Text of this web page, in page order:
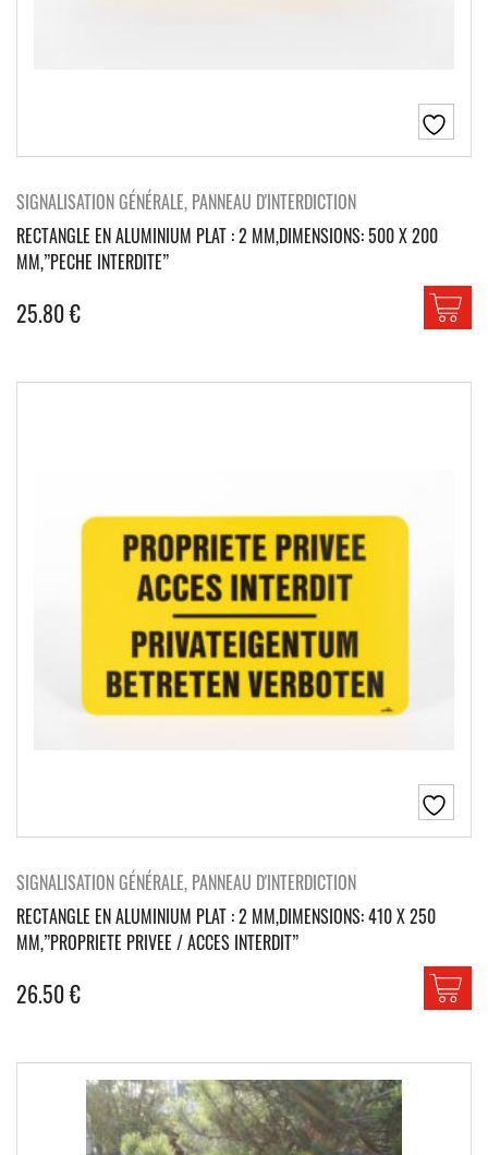
SIGNALISATION GÉNÉRALE, PANNEAU D'INTERDICTION
RECTANGLE EN ALUMINIUM PLAT : 2 MM,DIMENSIONS: 500 X 200
MM,”PECHE INTERDITE”
25.80€
SIGNALISATION GÉNÉRALE, PANNEAU D'INTERDICTION
RECTANGLE EN ALUMINIUM PLAT : 2 MM,DIMENSIONS: 410 X 250
MM,”PROPRIETE PRIVEE / ACCES INTERDIT”
26.50€